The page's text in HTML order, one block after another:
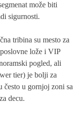
može biti
sigurnosti.
tribina su mesto za
lože i VIP
pogled, ali
tier) je bolji za
često u gornjoj zoni sa
decu.